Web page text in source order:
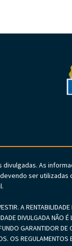
As
ser utilizadas
A
DIVULGADA NÃO
GARANTIDOR DE
OS